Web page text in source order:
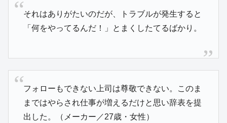
それはありがたいのだが、トラブルが発生すると
「何をやってるんだ！」とまくしたてるばかり。
フォローもできない上司は尊敬できない。このま
まではやらされ仕事が増えるだけと思い辞表を提
出した。（メーカー／27歳・女性）